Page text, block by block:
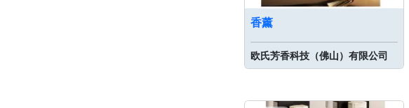
香薰
欧氏芳香科技（佛山）有限公司